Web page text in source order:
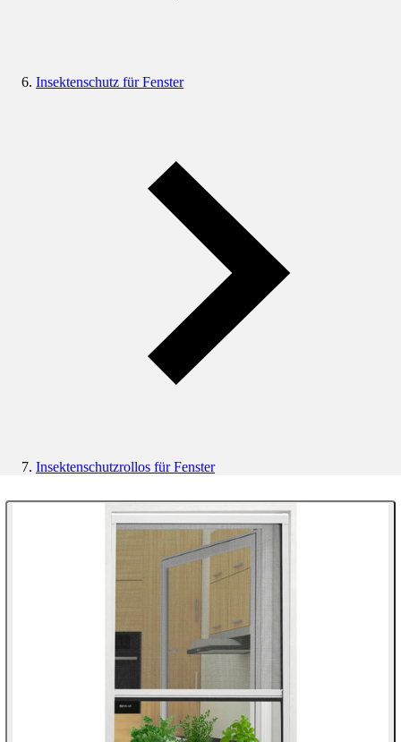
Insektenschutz für Fenster
Insektenschutzrollos für Fenster